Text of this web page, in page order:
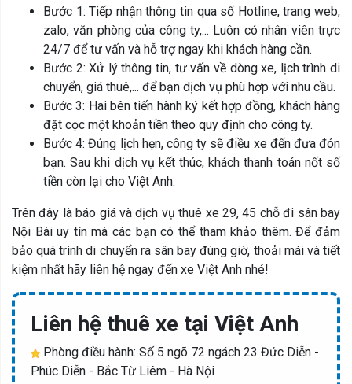
Bước 1: Tiếp nhận thông tin qua số Hotline, trang web,
zalo, văn phòng của công ty,... Luôn có nhân viên trực
24/7 để tư vấn và hỗ trợ ngay khi khách hàng cần.
Bước 2: Xử lý thông tin, tư vấn về dòng xe, lịch trình di
chuyển, giá thuê,... để bạn dịch vụ phù hợp với nhu cầu.
Bước 3: Hai bên tiến hành ký kết hợp đồng, khách hàng
đặt cọc một khoản tiền theo quy định cho công ty.
Bước 4: Đúng lịch hẹn, công ty sẽ điều xe đến đưa đón
bạn. Sau khi dịch vụ kết thúc, khách thanh toán nốt số
tiền còn lại cho Việt Anh.
Trên đây là báo giá và dịch vụ thuê xe 29, 45 chỗ đi sân bay
Nội Bài uy tín mà các bạn có thể tham khảo thêm. Để đảm
bảo quá trình di chuyển ra sân bay đúng giờ, thoải mái và tiết
kiệm nhất hãy liên hệ ngay đến xe Việt Anh nhé!
Liên hệ thuê xe tại Việt Anh
Phòng điều hành: Số 5 ngõ 72 ngách 23 Đức Diễn -
Phúc Diễn - Bắc Từ Liêm - Hà Nội